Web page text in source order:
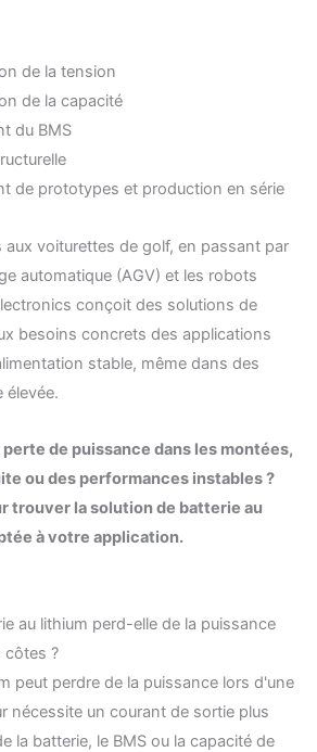
de la tension
de la capacité
du BMS
de prototypes et production en série
aux voiturettes de golf, en passant par
automatique (AGV) et les robots
conçoit des solutions de
besoins concrets des applications
stable, même dans des
élevée.
de puissance dans les montées,
ou des performances instables ?
trouver la solution de batterie au
à votre application.
au lithium perd-elle de la puissance
côtes ?
peut perdre de la puissance lors d'une
nécessite un courant de sortie plus
la batterie, le BMS ou la capacité de